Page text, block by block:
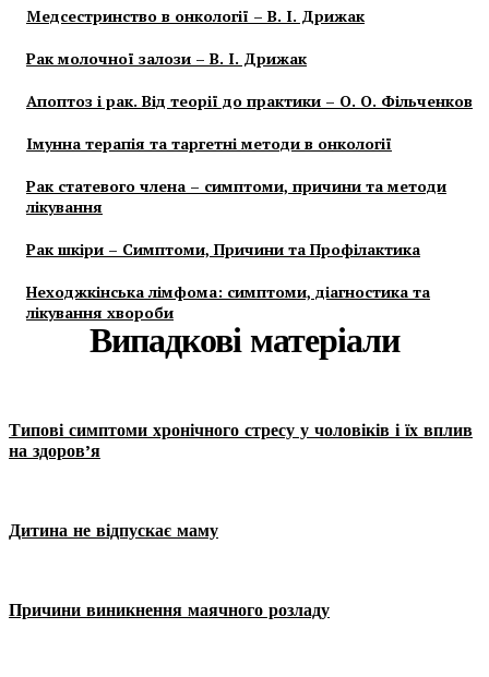
Медсестринство в онкології – В. І. Дрижак
Рак молочної залози – В. І. Дрижак
Апоптоз і рак. Від теорії до практики – О. О. Фільченков
Імунна терапія та таргетні методи в онкології
Рак статевого члена – симптоми, причини та методи
лікування
Рак шкіри – Симптоми, Причини та Профілактика
Неходжкінська лімфома: симптоми, діагностика та
лікування хвороби
Випадкові матеріали
Типові симптоми хронічного стресу у чоловіків і їх вплив
на здоров’я
Дитина не відпускає маму
Причини виникнення маячного розладу